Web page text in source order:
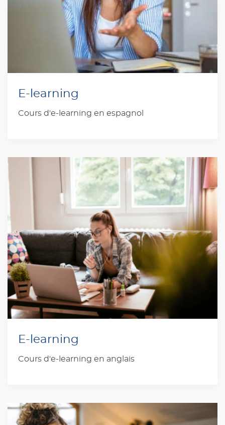
E-learning
Cours d'e-learning en espagnol
E-learning
Cours d'e-learning en anglais